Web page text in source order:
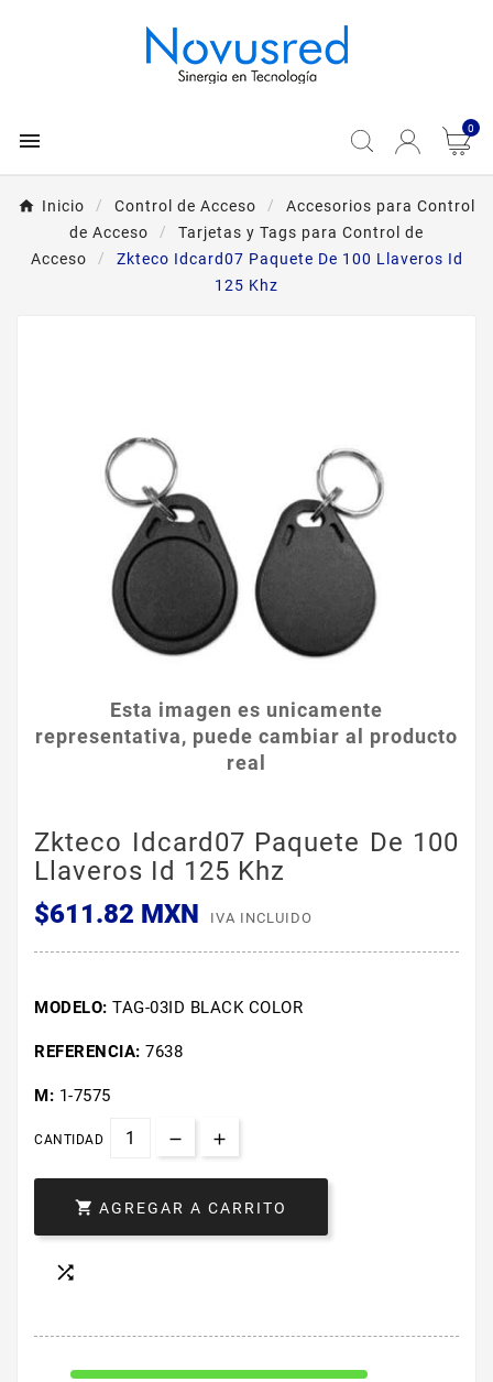
 0
Inicio Control de Acceso
Accesorios para Control
de Acceso
Tarjetas y Tags para Control de
Acceso
Zkteco Idcard07 Paquete De 100 Llaveros Id
125 Khz
Esta imagen es unicamente
representativa, puede cambiar al producto
real
Zkteco Idcard07 Paquete De 100
Llaveros Id 125 Khz
$611.82 MXN
IVA INCLUIDO
MODELO: TAG-03ID BLACK COLOR
REFERENCIA: 7638
M: 1-7575
CANTIDAD
 AGREGAR A CARRITO
